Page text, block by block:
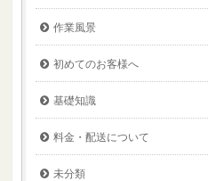
作業風景
初めてのお客様へ
基礎知識
料金・配送について
未分類